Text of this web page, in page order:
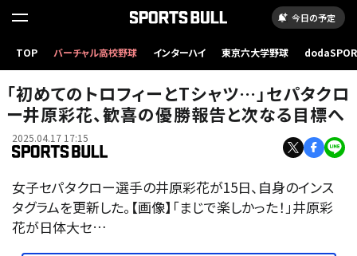
今日の予定
TOP バーチャル高校野球 インターハイ 東京六大学野球
「初めてのトロフィーとTシャツ…」セパタクロ
ー井原彩花、歓喜の優勝報告と次なる目標へ
2025.04.17 17:15
女子セパタクロー選手の井原彩花が15日、自身のインス
タグラムを更新した。【画像】「まじで楽しかった！」井原彩
花が日体大セ…